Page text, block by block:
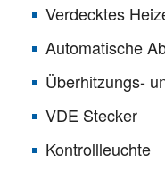
Verdecktes
Automatische
Überhitzungs-
VDE Stecker
Kontrollleuchte